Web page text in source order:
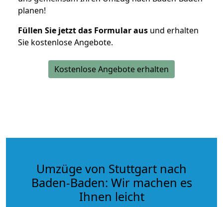
planen!
Füllen Sie jetzt das Formular aus und erhalten
Sie kostenlose Angebote.
Kostenlose Angebote erhalten
Umzüge von Stuttgart nach
Baden-Baden: Wir machen es
Ihnen leicht